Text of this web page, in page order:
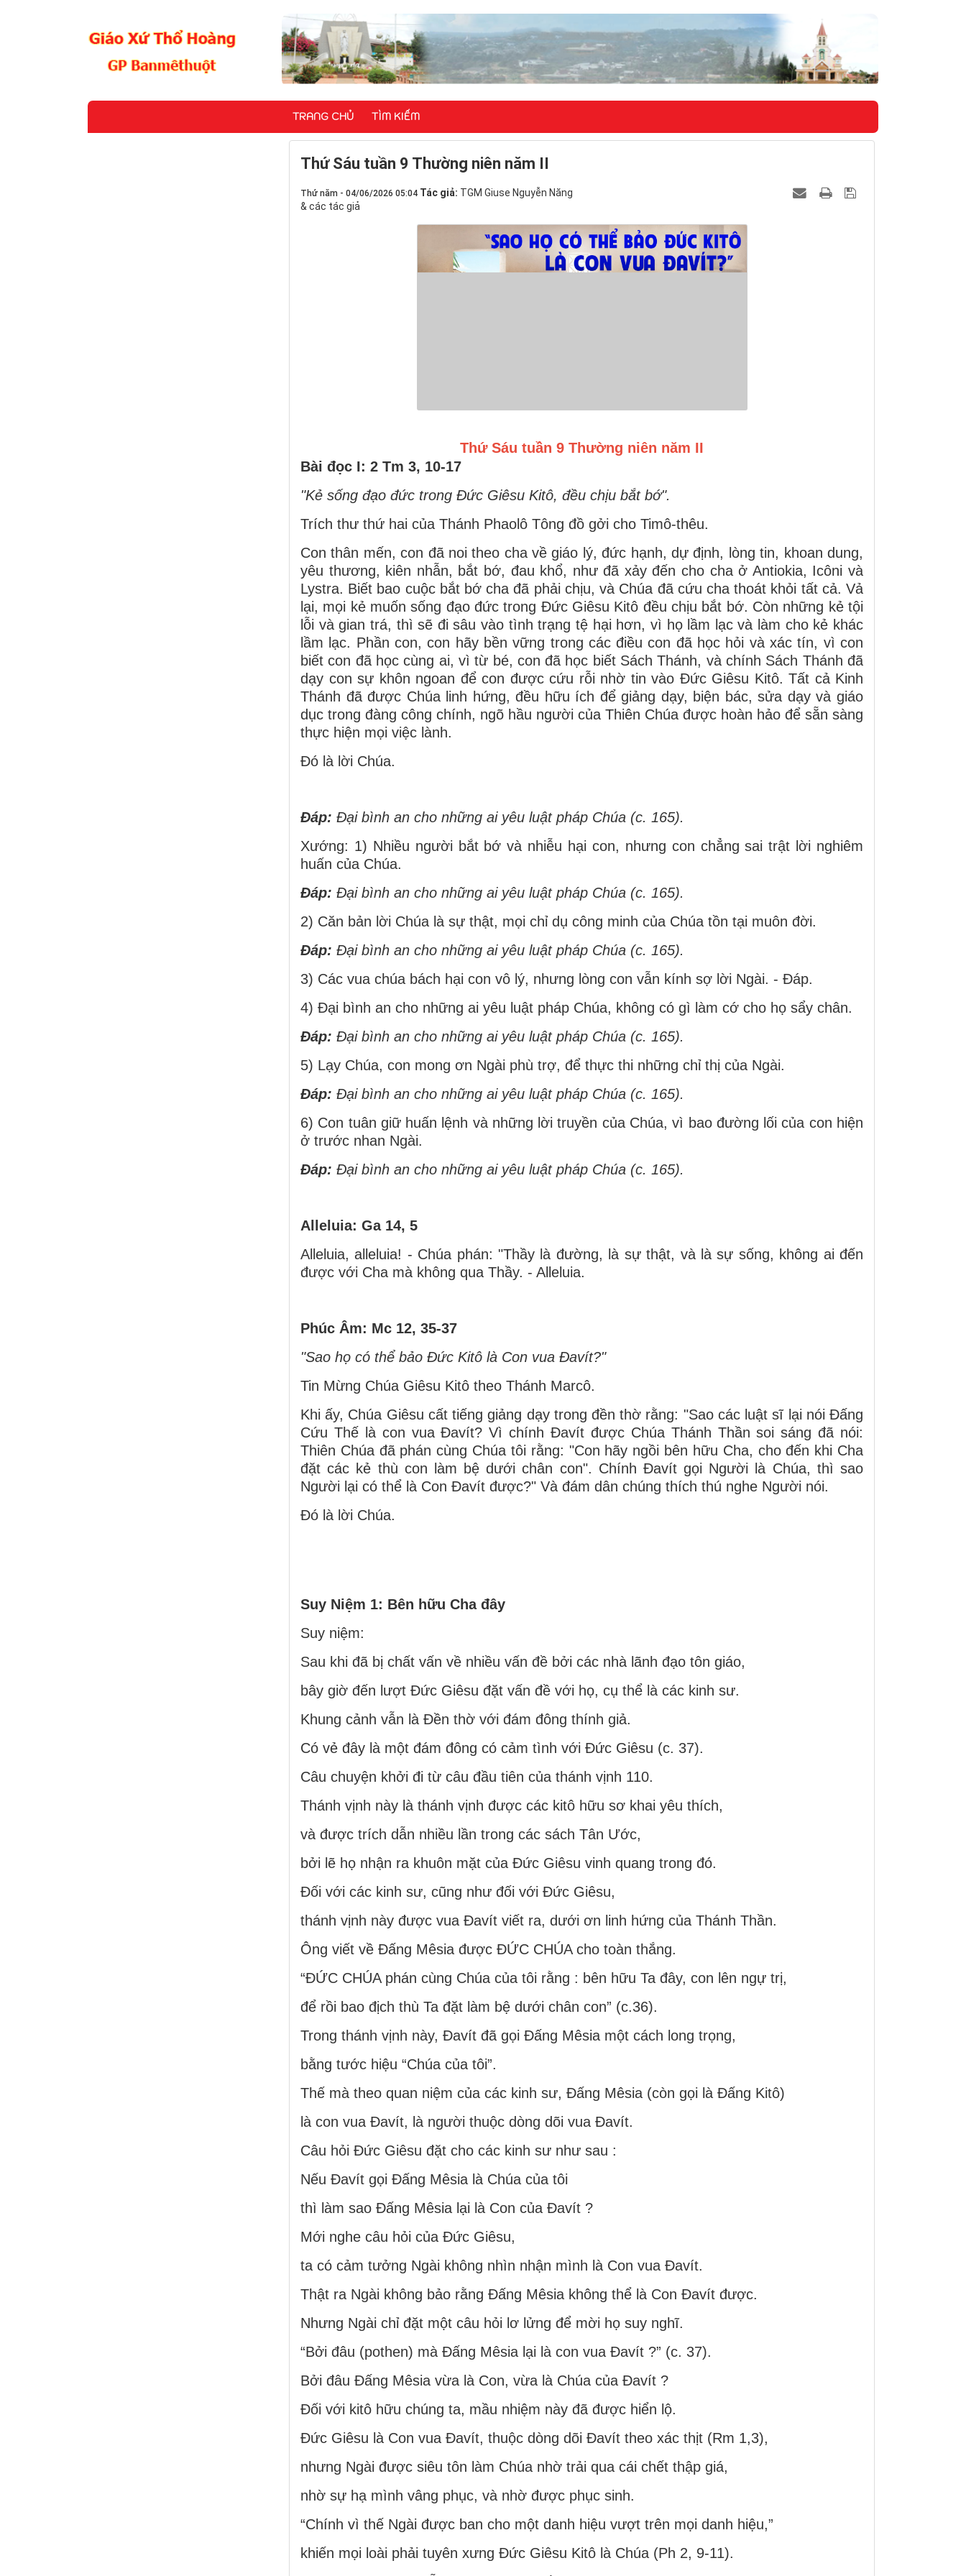
TRANG CHỦ TÌM KIẾM
Thứ Sáu tuần 9 Thường niên năm II
Thứ năm - 04/06/2026 05:04 Tác giả: TGM Giuse Nguyễn Năng
& các tác giả
Thứ Sáu tuần 9 Thường niên năm II
Bài đọc I: 2 Tm 3, 10-17
"Kẻ sống đạo đức trong Ðức Giêsu Kitô, đều chịu bắt bớ".
Trích thư thứ hai của Thánh Phaolô Tông đồ gởi cho Timô-thêu.
Con thân mến, con đã noi theo cha về giáo lý, đức hạnh, dự định, lòng tin, khoan dung,
yêu thương, kiên nhẫn, bắt bớ, đau khổ, như đã xảy đến cho cha ở Antiokia, Icôni và
Lystra. Biết bao cuộc bắt bớ cha đã phải chịu, và Chúa đã cứu cha thoát khỏi tất cả. Vả
lại, mọi kẻ muốn sống đạo đức trong Ðức Giêsu Kitô đều chịu bắt bớ. Còn những kẻ tội
lỗi và gian trá, thì sẽ đi sâu vào tình trạng tệ hại hơn, vì họ lầm lạc và làm cho kẻ khác
lầm lạc. Phần con, con hãy bền vững trong các điều con đã học hỏi và xác tín, vì con
biết con đã học cùng ai, vì từ bé, con đã học biết Sách Thánh, và chính Sách Thánh đã
dạy con sự khôn ngoan để con được cứu rỗi nhờ tin vào Ðức Giêsu Kitô. Tất cả Kinh
Thánh đã được Chúa linh hứng, đều hữu ích để giảng dạy, biện bác, sửa dạy và giáo
dục trong đàng công chính, ngõ hầu người của Thiên Chúa được hoàn hảo để sẵn sàng
thực hiện mọi việc lành.
Ðó là lời Chúa.
Ðáp: Ðại bình an cho những ai yêu luật pháp Chúa (c. 165).
Xướng: 1) Nhiều người bắt bớ và nhiễu hại con, nhưng con chẳng sai trật lời nghiêm
huấn của Chúa.
Ðáp: Ðại bình an cho những ai yêu luật pháp Chúa (c. 165).
2) Căn bản lời Chúa là sự thật, mọi chỉ dụ công minh của Chúa tồn tại muôn đời.
Ðáp: Ðại bình an cho những ai yêu luật pháp Chúa (c. 165).
3) Các vua chúa bách hại con vô lý, nhưng lòng con vẫn kính sợ lời Ngài. - Ðáp.
4) Ðại bình an cho những ai yêu luật pháp Chúa, không có gì làm cớ cho họ sẩy chân.
Ðáp: Ðại bình an cho những ai yêu luật pháp Chúa (c. 165).
5) Lạy Chúa, con mong ơn Ngài phù trợ, để thực thi những chỉ thị của Ngài.
Ðáp: Ðại bình an cho những ai yêu luật pháp Chúa (c. 165).
6) Con tuân giữ huấn lệnh và những lời truyền của Chúa, vì bao đường lối của con hiện
ở trước nhan Ngài.
Ðáp: Ðại bình an cho những ai yêu luật pháp Chúa (c. 165).
Alleluia: Ga 14, 5
Alleluia, alleluia! - Chúa phán: "Thầy là đường, là sự thật, và là sự sống, không ai đến
được với Cha mà không qua Thầy. - Alleluia.
Phúc Âm: Mc 12, 35-37
"Sao họ có thể bảo Ðức Kitô là Con vua Ðavít?"
Tin Mừng Chúa Giêsu Kitô theo Thánh Marcô.
Khi ấy, Chúa Giêsu cất tiếng giảng dạy trong đền thờ rằng: "Sao các luật sĩ lại nói Ðấng
Cứu Thế là con vua Ðavít? Vì chính Ðavít được Chúa Thánh Thần soi sáng đã nói:
Thiên Chúa đã phán cùng Chúa tôi rằng: "Con hãy ngồi bên hữu Cha, cho đến khi Cha
đặt các kẻ thù con làm bệ dưới chân con". Chính Ðavít gọi Người là Chúa, thì sao
Người lại có thể là Con Ðavít được?" Và đám dân chúng thích thú nghe Người nói.
Ðó là lời Chúa.
Suy Niệm 1: Bên hữu Cha đây
Suy niệm:
Sau khi đã bị chất vấn về nhiều vấn đề bởi các nhà lãnh đạo tôn giáo,
bây giờ đến lượt Đức Giêsu đặt vấn đề với họ, cụ thể là các kinh sư.
Khung cảnh vẫn là Đền thờ với đám đông thính giả.
Có vẻ đây là một đám đông có cảm tình với Đức Giêsu (c. 37).
Câu chuyện khởi đi từ câu đầu tiên của thánh vịnh 110.
Thánh vịnh này là thánh vịnh được các kitô hữu sơ khai yêu thích,
và được trích dẫn nhiều lần trong các sách Tân Ước,
bởi lẽ họ nhận ra khuôn mặt của Đức Giêsu vinh quang trong đó.
Đối với các kinh sư, cũng như đối với Đức Giêsu,
thánh vịnh này được vua Đavít viết ra, dưới ơn linh hứng của Thánh Thần.
Ông viết về Đấng Mêsia được ĐỨC CHÚA cho toàn thắng.
“ĐỨC CHÚA phán cùng Chúa của tôi rằng : bên hữu Ta đây, con lên ngự trị,
để rồi bao địch thù Ta đặt làm bệ dưới chân con” (c.36).
Trong thánh vịnh này, Đavít đã gọi Đấng Mêsia một cách long trọng,
bằng tước hiệu “Chúa của tôi”.
Thế mà theo quan niệm của các kinh sư, Đấng Mêsia (còn gọi là Đấng Kitô)
là con vua Đavít, là người thuộc dòng dõi vua Đavít.
Câu hỏi Đức Giêsu đặt cho các kinh sư như sau :
Nếu Đavít gọi Đấng Mêsia là Chúa của tôi
thì làm sao Đấng Mêsia lại là Con của Đavít ?
Mới nghe câu hỏi của Đức Giêsu,
ta có cảm tưởng Ngài không nhìn nhận mình là Con vua Đavít.
Thật ra Ngài không bảo rằng Đấng Mêsia không thể là Con Đavít được.
Nhưng Ngài chỉ đặt một câu hỏi lơ lửng để mời họ suy nghĩ.
“Bởi đâu (pothen) mà Đấng Mêsia lại là con vua Đavít ?” (c. 37).
Bởi đâu Đấng Mêsia vừa là Con, vừa là Chúa của Đavít ?
Đối với kitô hữu chúng ta, mầu nhiệm này đã được hiển lộ.
Đức Giêsu là Con vua Đavít, thuộc dòng dõi Đavít theo xác thịt (Rm 1,3),
nhưng Ngài được siêu tôn làm Chúa nhờ trải qua cái chết thập giá,
nhờ sự hạ mình vâng phục, và nhờ được phục sinh.
“Chính vì thế Ngài được ban cho một danh hiệu vượt trên mọi danh hiệu,”
khiến mọi loài phải tuyên xưng Đức Giêsu Kitô là Chúa (Ph 2, 9-11).